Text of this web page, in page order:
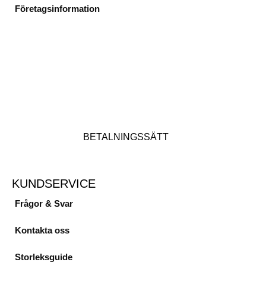
Företagsinformation
BETALNINGSSÄTT
KUNDSERVICE
Frågor & Svar
Kontakta oss
Storleksguide